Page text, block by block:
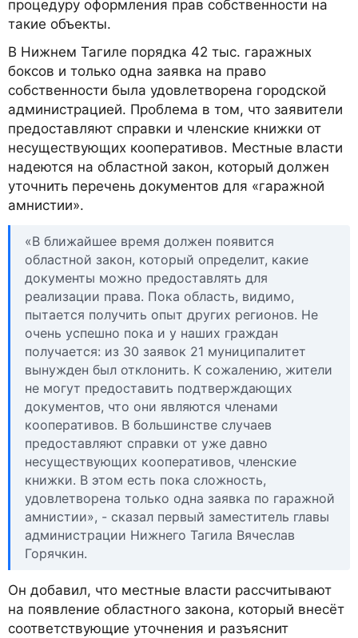
процедуру оформления прав собственности на
такие объекты.
В Нижнем Тагиле порядка 42 тыс. гаражных
боксов и только одна заявка на право
собственности была удовлетворена городской
администрацией. Проблема в том, что заявители
предоставляют справки и членские книжки от
несуществующих кооперативов. Местные власти
надеются на областной закон, который должен
уточнить перечень документов для «гаражной
амнистии».
«В ближайшее время должен появится
областной закон, который определит, какие
документы можно предоставлять для
реализации права. Пока область, видимо,
пытается получить опыт других регионов. Не
очень успешно пока и у наших граждан
получается: из 30 заявок 21 муниципалитет
вынужден был отклонить. К сожалению, жители
не могут предоставить подтверждающих
документов, что они являются членами
кооперативов. В большинстве случаев
предоставляют справки от уже давно
несуществующих кооперативов, членские
книжки. В этом есть пока сложность,
удовлетворена только одна заявка по гаражной
амнистии», - сказал первый заместитель главы
администрации Нижнего Тагила Вячеслав
Горячкин.
Он добавил, что местные власти рассчитывают
на появление областного закона, который внесёт
соответствующие уточнения и разъяснит